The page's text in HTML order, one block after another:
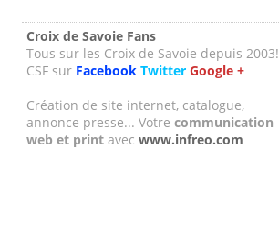
Croix de Savoie Fans
Tous sur les Croix de Savoie depuis 2003!
CSF sur Facebook Twitter Google +
Création de site internet, catalogue,
annonce presse... Votrecommunication
web et print avecwww.infreo.com